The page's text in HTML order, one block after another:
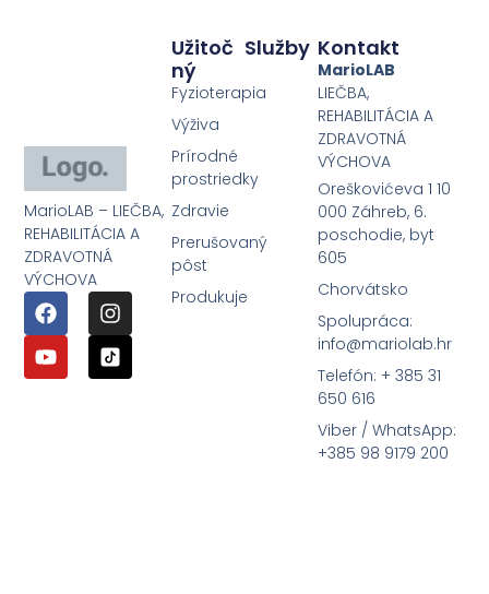
MarioLAB – LIEČBA,
REHABILITÁCIA A
ZDRAVOTNÁ
VÝCHOVA
Služby
Užitoč
Ný
Fyzioterapia
Výživa
Prírodné
prostriedky
Zdravie
Prerušovaný
pôst
Produkuje
Kontakt
MarioLAB
LIEČBA,
REHABILITÁCIA A
ZDRAVOTNÁ
VÝCHOVA
Oreškovićeva 1 10
000 Záhreb, 6.
poschodie, byt
605
Chorvátsko
Spolupráca:
info@mariolab.hr
Telefón: + 385 31
650 616
Viber / WhatsApp:
+385 98 9179 200